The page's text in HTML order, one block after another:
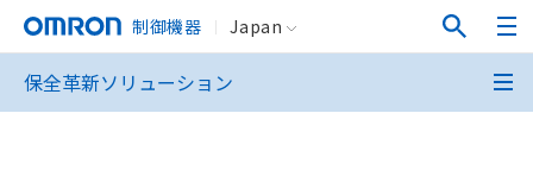
制御機器 Japan
保全革新ソリューション